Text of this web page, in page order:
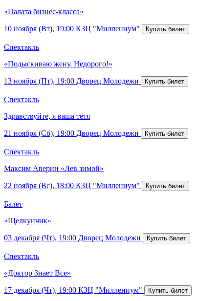
«Палата бизнес-класса»
10 ноября (Вт), 19:00 КЗЦ "Миллениум"
Спектакль
«Подыскиваю жену. Недорого!»
13 ноября (Пт), 19:00 Дворец Молодежи
Спектакль
Здравствуйте, я ваша тётя
21 ноября (Сб), 19:00 Дворец Молодежи
Спектакль
Максим Аверин «Лев зимой»
22 ноября (Вс), 18:00 КЗЦ "Миллениум"
Балет
«Щелкунчик»
03 декабря (Чт), 19:00 Дворец Молодежи
Спектакль
«Доктор Знает Все»
17 декабря (Чт), 19:00 КЗЦ "Миллениум"